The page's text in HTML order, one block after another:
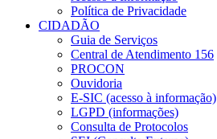
Política de Privacidade
CIDADÃO
Guia de Serviços
Central de Atendimento 156
PROCON
Ouvidoria
E-SIC (acesso à informação)
LGPD (informações)
Consulta de Protocolos